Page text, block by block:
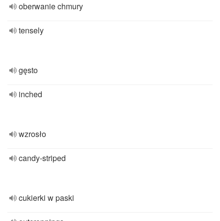
oberwanie chmury
tensely
gęsto
inched
wzrosło
candy-striped
cukierki w paski